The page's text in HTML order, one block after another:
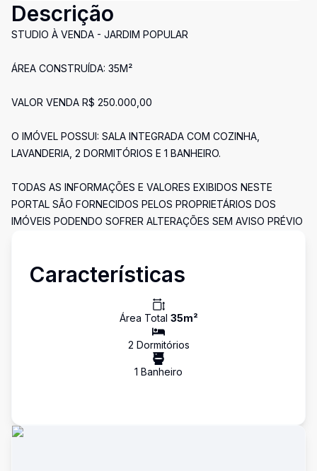
Descrição
STUDIO À VENDA - JARDIM POPULAR
ÁREA CONSTRUÍDA: 35M²
VALOR VENDA R$ 250.000,00
O IMÓVEL POSSUI: SALA INTEGRADA COM COZINHA,
LAVANDERIA, 2 DORMITÓRIOS E 1 BANHEIRO.
TODAS AS INFORMAÇÕES E VALORES EXIBIDOS NESTE
PORTAL SÃO FORNECIDOS PELOS PROPRIETÁRIOS DOS
IMÓVEIS PODENDO SOFRER ALTERAÇÕES SEM AVISO PRÉVIO
Características
Área Total 35m²
2 Dormitórios
1 Banheiro